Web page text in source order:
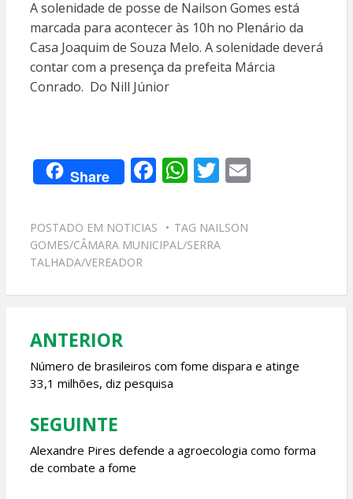
A solenidade de posse de Nailson Gomes está
marcada para acontecer às 10h no Plenário da
Casa Joaquim de Souza Melo. A solenidade deverá
contar com a presença da prefeita Márcia
Conrado. Do Nill Júnior
Share F
e
b
o
W
at
s
p
T
itt
er
E
POSTADO EM NOTICIAS TAG NAILSON
GOMES/CÂMARA MUNICIPAL/SERRA
TALHADA/VEREADOR
Navegação
de
Post
ANTERIOR
Número de brasileiros com fome dispara e atinge
33,1 milhões, diz pesquisa
SEGUINTE
Alexandre Pires defende a agroecologia como forma
de combate a fome